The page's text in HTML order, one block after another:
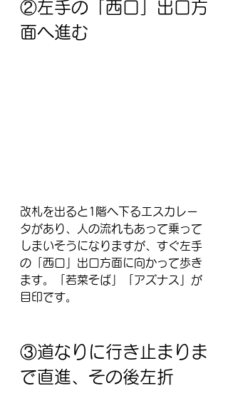
②左手の「西口」出口方
面へ進む
改札を出ると1階へ下るエスカレー
タがあり、人の流れもあって乗って
しまいそうになりますが、すぐ左手
の「西口」出口方面に向かって歩き
ます。「若菜そば」「アズナス」が
目印です。
③道なりに行き止まりま
で直進、その後左折